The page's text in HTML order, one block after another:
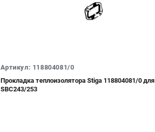
Артикул: 118804081/0
Прокладка теплоизолятора Stiga 118804081/0 для
SBC243/253